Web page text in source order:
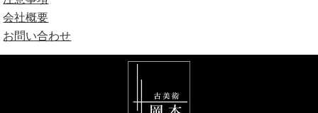
会社概要
お問い合わせ